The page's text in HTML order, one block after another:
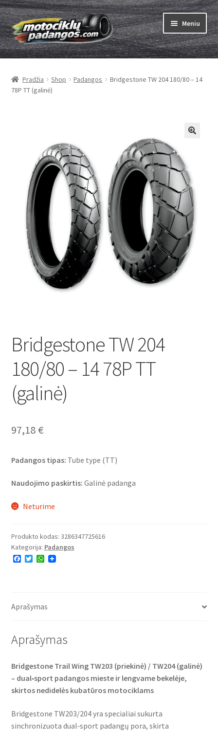
Pereiti
prie
meniu
Pereiti
prie
turinio
Meniu
Padangos
menu
Kameros
menu
Brand
sub-
menu
Kontaktai
Pradžia Shop Padangos
Bridgestone TW 204 180/80 – 14
78P TT (galinė)
Bridgestone TW 204
180/80 – 14 78P TT
(galinė)
97,18 €
Padangos tipas: Tube type (TT)
Naudojimo paskirtis: Galinė padanga
Neturime
Produkto kodas: 3286347725616
Kategorija: Padangos
F
o
T
r
W
p
Aprašymas
Aprašymas
Bridgestone Trail Wing TW203 (priekinė) / TW204 (galinė)
– dual‑sport padangos mieste ir lengvame bekelėje,
skirtos nedidelės kubatūros motociklams
Bridgestone TW203/204 yra specialiai sukurta
sinchronizuota dual‑sport padangų pora, skirta